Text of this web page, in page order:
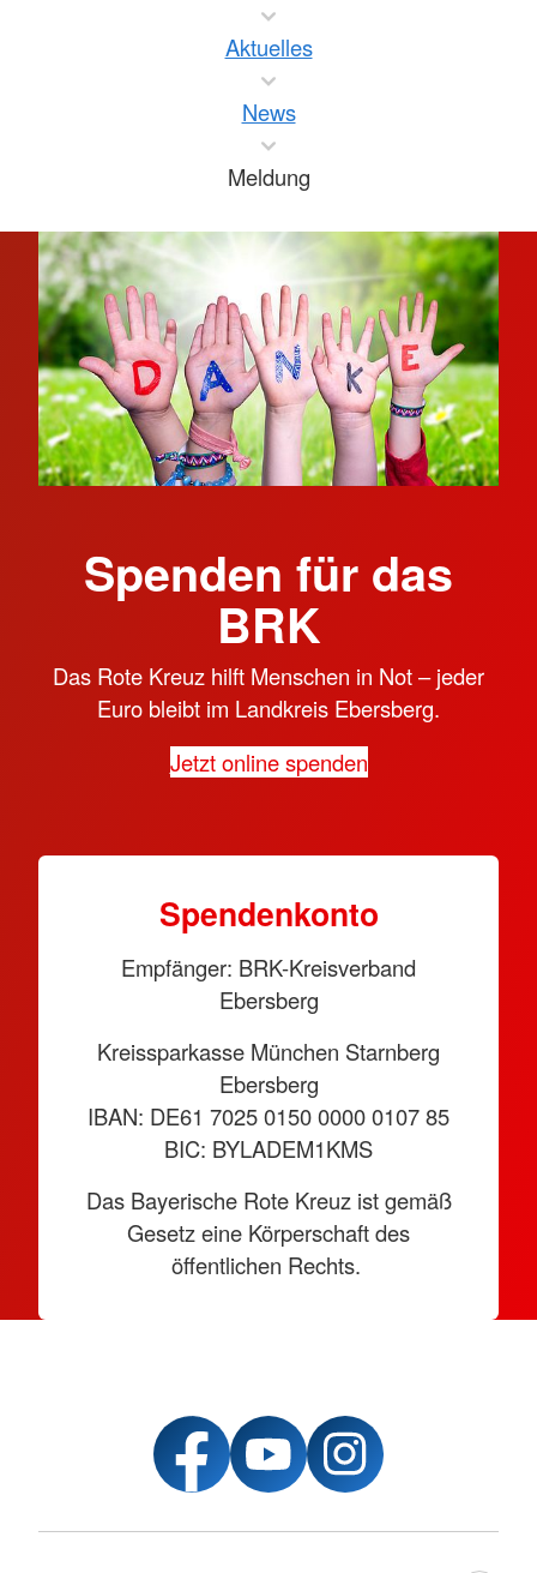
Aktuelles
News
Meldung
Spenden für das
BRK
Das Rote Kreuz hilft Menschen in Not – jeder
Euro bleibt im Landkreis Ebersberg.
Jetzt online spenden
Spendenkonto
Empfänger: BRK-Kreisverband
Ebersberg
Kreissparkasse München Starnberg
Ebersberg
IBAN: DE61 7025 0150 0000 0107 85
BIC: BYLADEM1KMS
Das Bayerische Rote Kreuz ist gemäß
Gesetz eine Körperschaft des
öffentlichen Rechts.